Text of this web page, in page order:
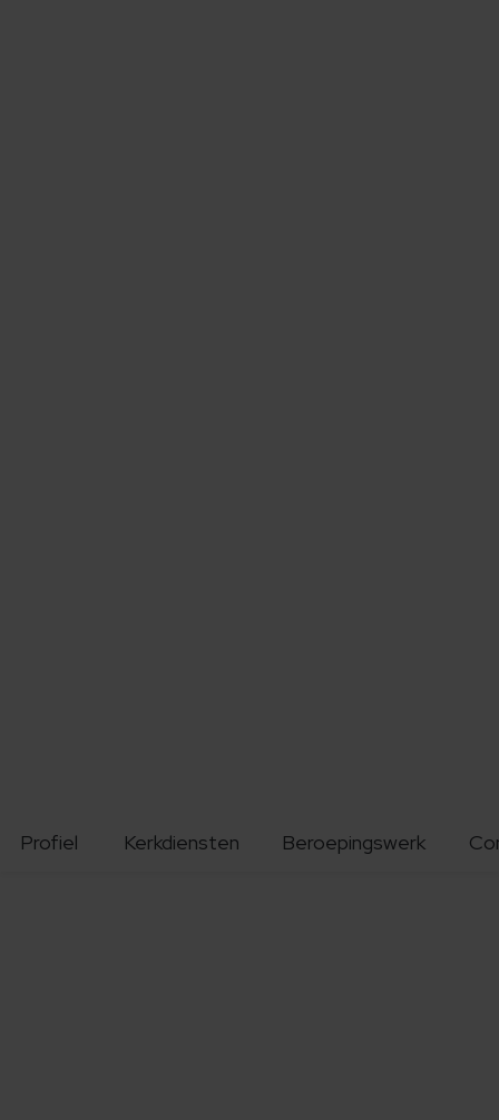
Profiel Kerkdiensten Beroepingswerk